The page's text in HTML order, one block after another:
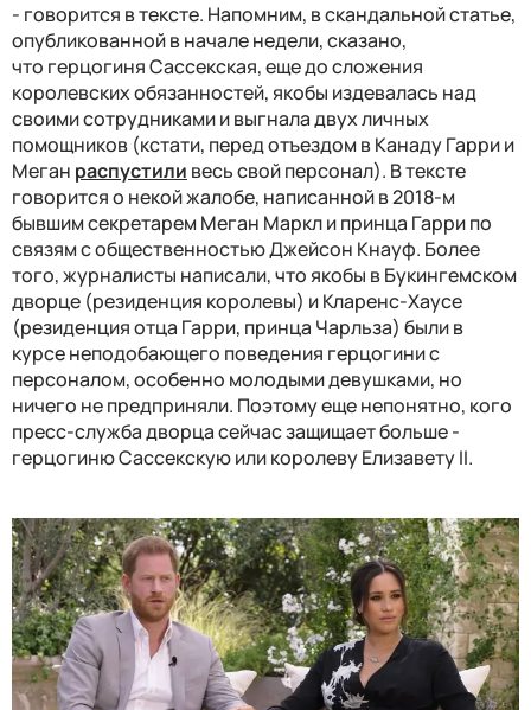
- говорится в тексте. Напомним, в скандальной статье,
опубликованной в начале недели, сказано,
что герцогиня Сассекская, еще до сложения
королевских обязанностей, якобы издевалась над
своими сотрудниками и выгнала двух личных
помощников (кстати, перед отъездом в Канаду Гарри и
Меган распустили весь свой персонал). В тексте
говорится о некой жалобе, написанной в 2018-м
бывшим секретарем Меган Маркл и принца Гарри по
связям с общественностью Джейсон Кнауф. Более
того, журналисты написали, что якобы в Букингемском
дворце (резиденция королевы) и Кларенс-Хаусе
(резиденция отца Гарри, принца Чарльза) были в
курсе неподобающего поведения герцогини с
персоналом, особенно молодыми девушками, но
ничего не предприняли. Поэтому еще непонятно, кого
пресс-служба дворца сейчас защищает больше -
герцогиню Сассекскую или королеву Елизавету II.